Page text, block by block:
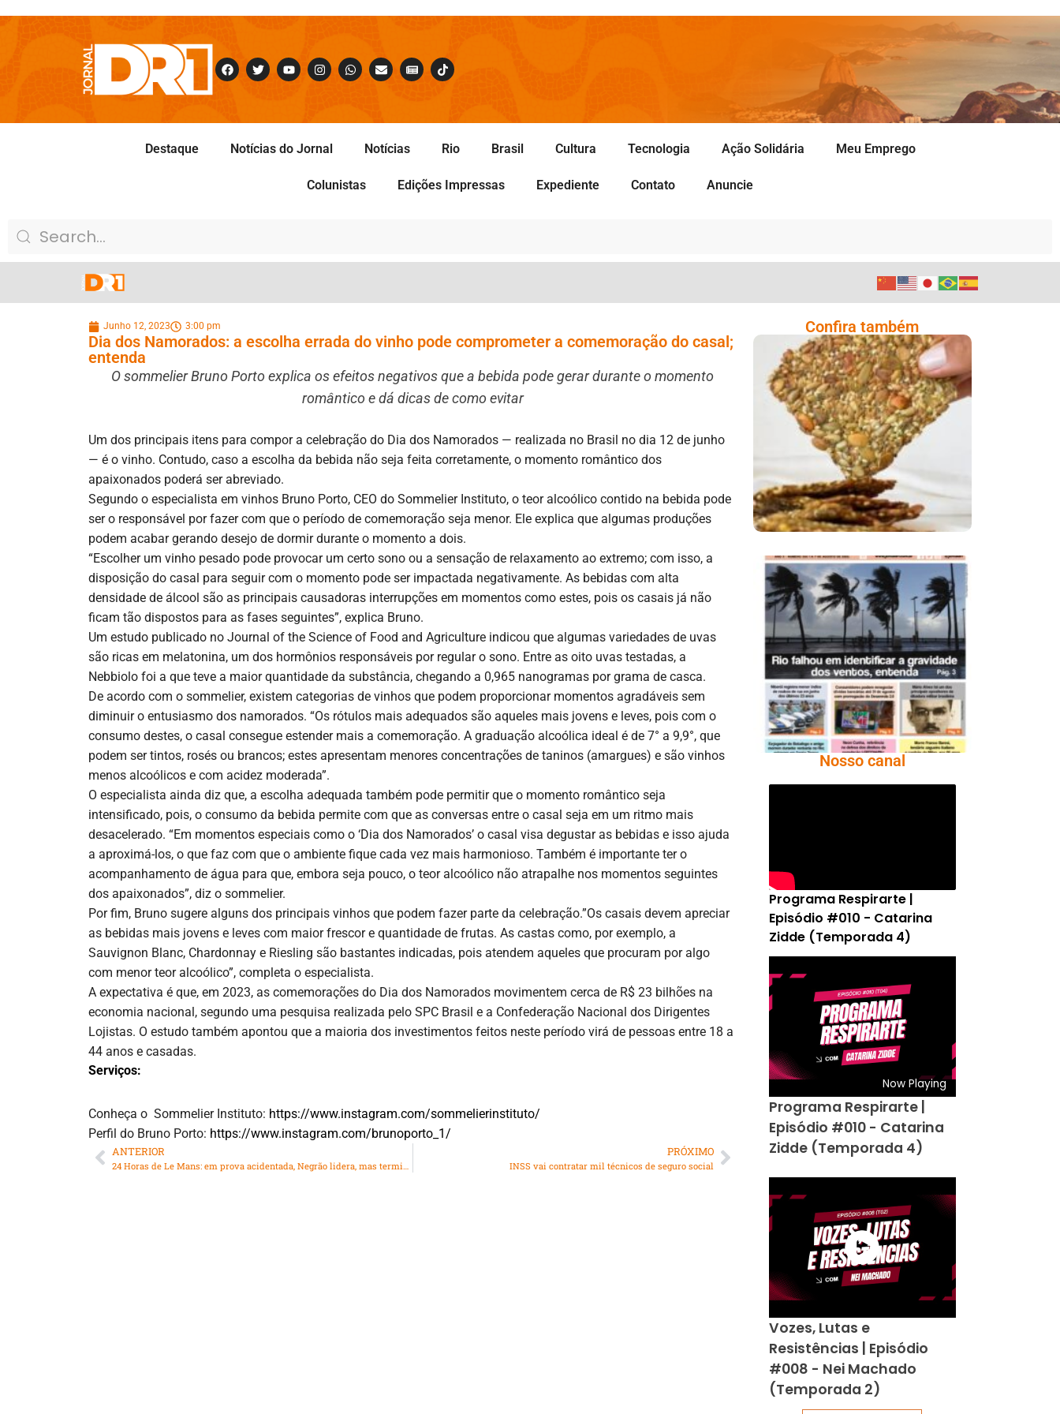
Destaque Notícias do Jornal Notícias Rio Brasil Cultura Tecnologia Ação Solidária Meu Emprego
Colunistas Edições Impressas Expediente Contato Anuncie
Junho 12, 2023 3:00 pm
Dia dos Namorados: a escolha errada do vinho pode comprometer a comemoração do casal;
entenda
O sommelier Bruno Porto explica os efeitos negativos que a bebida pode gerar durante o momento
romântico e dá dicas de como evitar
Um dos principais itens para compor a celebração do Dia dos Namorados — realizada no Brasil no dia 12 de junho
— é o vinho. Contudo, caso a escolha da bebida não seja feita corretamente, o momento romântico dos
apaixonados poderá ser abreviado.
Segundo o especialista em vinhos Bruno Porto, CEO do Sommelier Instituto, o teor alcoólico contido na bebida pode
ser o responsável por fazer com que o período de comemoração seja menor. Ele explica que algumas produções
podem acabar gerando desejo de dormir durante o momento a dois.
“Escolher um vinho pesado pode provocar um certo sono ou a sensação de relaxamento ao extremo; com isso, a
disposição do casal para seguir com o momento pode ser impactada negativamente. As bebidas com alta
densidade de álcool são as principais causadoras interrupções em momentos como estes, pois os casais já não
ficam tão dispostos para as fases seguintes”, explica Bruno.
Um estudo publicado no Journal of the Science of Food and Agriculture indicou que algumas variedades de uvas
são ricas em melatonina, um dos hormônios responsáveis por regular o sono. Entre as oito uvas testadas, a
Nebbiolo foi a que teve a maior quantidade da substância, chegando a 0,965 nanogramas por grama de casca.
De acordo com o sommelier, existem categorias de vinhos que podem proporcionar momentos agradáveis sem
diminuir o entusiasmo dos namorados. “Os rótulos mais adequados são aqueles mais jovens e leves, pois com o
consumo destes, o casal consegue estender mais a comemoração. A graduação alcoólica ideal é de 7° a 9,9°, que
podem ser tintos, rosés ou brancos; estes apresentam menores concentrações de taninos (amargues) e são vinhos
menos alcoólicos e com acidez moderada”.
O especialista ainda diz que, a escolha adequada também pode permitir que o momento romântico seja
intensificado, pois, o consumo da bebida permite com que as conversas entre o casal seja em um ritmo mais
desacelerado. “Em momentos especiais como o ‘Dia dos Namorados’ o casal visa degustar as bebidas e isso ajuda
a aproximá-los, o que faz com que o ambiente fique cada vez mais harmonioso. Também é importante ter o
acompanhamento de água para que, embora seja pouco, o teor alcoólico não atrapalhe nos momentos seguintes
dos apaixonados”, diz o sommelier.
Por fim, Bruno sugere alguns dos principais vinhos que podem fazer parte da celebração.”Os casais devem apreciar
as bebidas mais jovens e leves com maior frescor e quantidade de frutas. As castas como, por exemplo, a
Sauvignon Blanc, Chardonnay e Riesling são bastantes indicadas, pois atendem aqueles que procuram por algo
com menor teor alcoólico”, completa o especialista.
A expectativa é que, em 2023, as comemorações do Dia dos Namorados movimentem cerca de R$ 23 bilhões na
economia nacional, segundo uma pesquisa realizada pelo SPC Brasil e a Confederação Nacional dos Dirigentes
Lojistas. O estudo também apontou que a maioria dos investimentos feitos neste período virá de pessoas entre 18 a
44 anos e casadas.
Serviços:
Conheça o Sommelier Instituto: https://www.instagram.com/sommelierinstituto/
Perfil do Bruno Porto: https://www.instagram.com/brunoporto_1/
ANTERIOR
24 Horas de Le Mans: em prova acidentada, Negrão lidera, mas termina em 9º na França
PRÓXIMO
INSS vai contratar mil técnicos de seguro social
Confira também
Comer Bem: Cracker
De Sementes
Ano X – Número 366
01 A 07 De Agosto De
2026
Nosso canal
Programa Respirarte |
Episódio #010 - Catarina
Zidde (Temporada 4)
Now Playing
Programa Respirarte |
Episódio #010 - Catarina
Zidde (Temporada 4)
Vozes, Lutas e
Resistências | Episódio
#008 - Nei Machado
(Temporada 2)